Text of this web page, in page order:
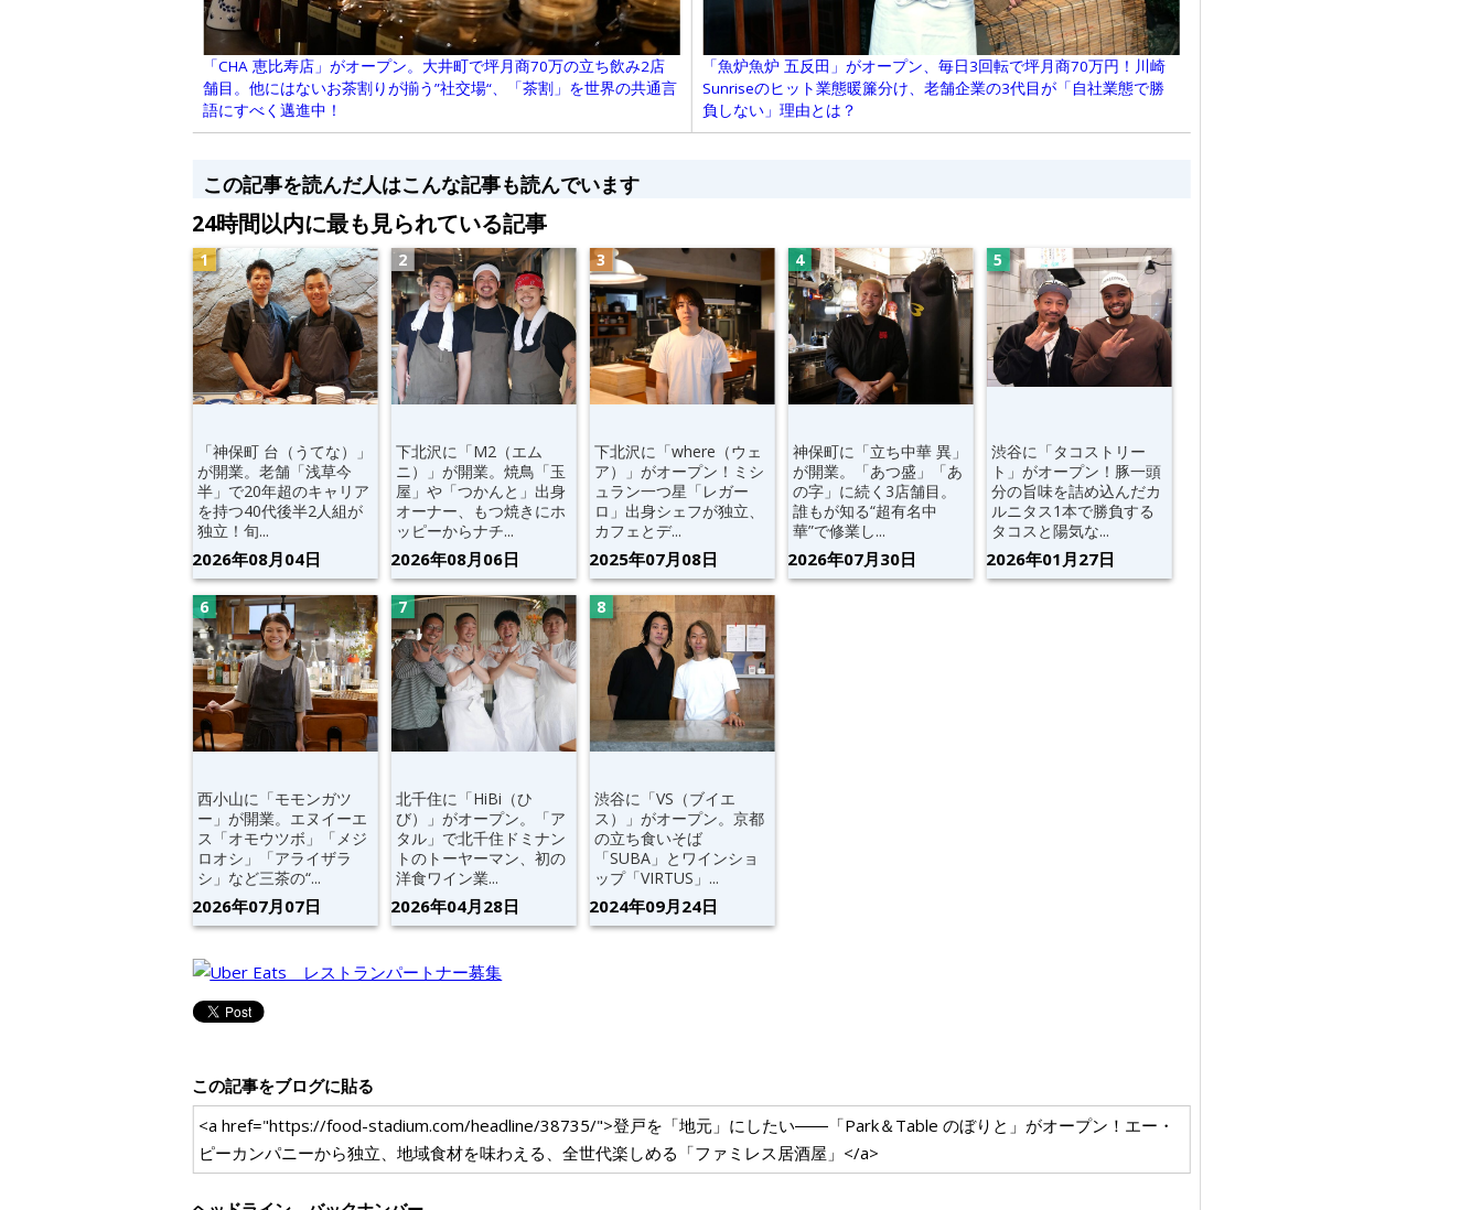
「CHA 恵比寿店」がオープン。大井町で坪月商70万の立ち飲み2店
舗目。他にはないお茶割りが揃う”社交場“、「茶割」を世界の共通言
語にすべく邁進中！
「魚炉魚炉 五反田」がオープン、毎日3回転で坪月商70万円！川崎
Sunriseのヒット業態暖簾分け、老舗企業の3代目が「自社業態で勝
負しない」理由とは？
この記事を読んだ人はこんな記事も読んでいます
24時間以内に最も見られている記事
「神保町 台（うてな）」
が開業。老舗「浅草今
半」で20年超のキャリア
を持つ40代後半2人組が
独立！旬...
2026年08月04日
下北沢に「M2（エム
ニ）」が開業。焼鳥「玉
屋」や「つかんと」出身
オーナー、もつ焼きにホ
ッピーからナチ...
2026年08月06日
下北沢に「where（ウェ
ア）」がオープン！ミシ
ュラン一つ星「レガー
ロ」出身シェフが独立、
カフェとデ...
2025年07月08日
神保町に「立ち中華 異」
が開業。「あつ盛」「あ
の字」に続く3店舗目。
誰もが知る“超有名中
華”で修業し...
2026年07月30日
渋谷に「タコストリー
ト」がオープン！豚一頭
分の旨味を詰め込んだカ
ルニタス1本で勝負する
タコスと陽気な...
2026年01月27日
西小山に「モモンガツ
ー」が開業。エヌイーエ
ス「オモウツボ」「メジ
ロオシ」「アライザラ
シ」など三茶の“...
2026年07月07日
北千住に「HiBi（ひ
び）」がオープン。「ア
タル」で北千住ドミナン
トのトーヤーマン、初の
洋食ワイン業...
2026年04月28日
渋谷に「VS（ブイエ
ス）」がオープン。京都
の立ち食いそば
「SUBA」とワインショ
ップ「VIRTUS」...
2024年09月24日
この記事をブログに貼る
<a href="https://food-stadium.com/headline/38735/">登戸を「地元」にしたい――「Park＆Table のぼりと」がオープン！エー・
ピーカンパニーから独立、地域食材を味わえる、全世代楽しめる「ファミレス居酒屋」</a>